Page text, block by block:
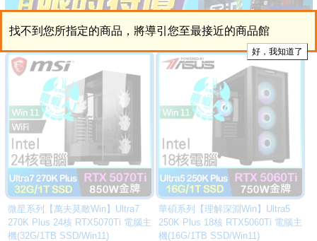
微星系列【萬夫莫敵Win】Ultra7
270K Plus 24核 RTX5070Ti 電腦主
機(32G/1TB SSD/Win11)
華碩系列【理解深淵Win】Ultra5
250K Plus 18核 RTX5060Ti 電腦主
機(16G/1TB SSD/Win11)
找不到您所指定的商品，將導引您至最接近的商品館